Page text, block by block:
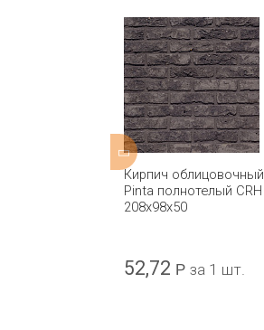
Кирпич облицовочный
Pinta полнотелый CRH
208x98x50
52,72 Р за 1 шт.